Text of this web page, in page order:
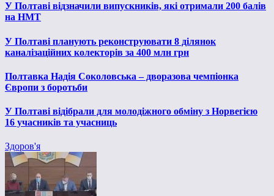
У Полтаві відзначили випускників, які отримали 200 балів
на НМТ
У Полтаві планують реконструювати 8 ділянок
каналізаційних колекторів за 400 млн грн
Полтавка Надія Соколовська – дворазова чемпіонка
Європи з боротьби
У Полтаві відібрали для молодіжного обміну з Норвегією
16 учасників та учасниць
Здоров'я